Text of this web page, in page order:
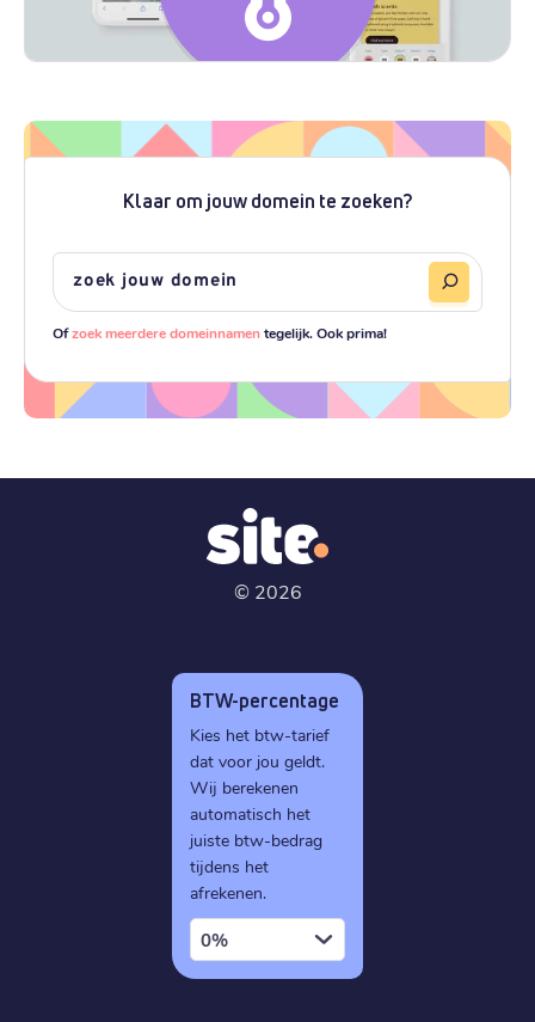
Klaar om jouw domein te zoeken?
Ofzoek meerdere domeinnamentegelijk. Ook prima!
© 2026
BTW-percentage
Kies het btw-tarief
dat voor jou geldt.
Wij berekenen
automatisch het
juiste btw-bedrag
tijdens het
afrekenen.
0%